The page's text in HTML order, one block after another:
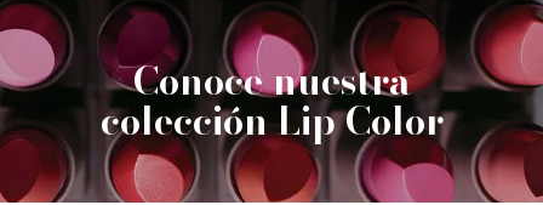
Conoce nuestra
colección Lip Color